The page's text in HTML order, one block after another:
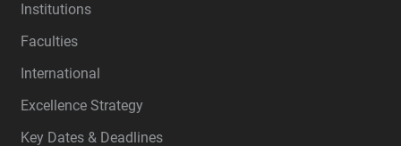
Institutions
Faculties
International
Excellence Strategy
Key Dates & Deadlines